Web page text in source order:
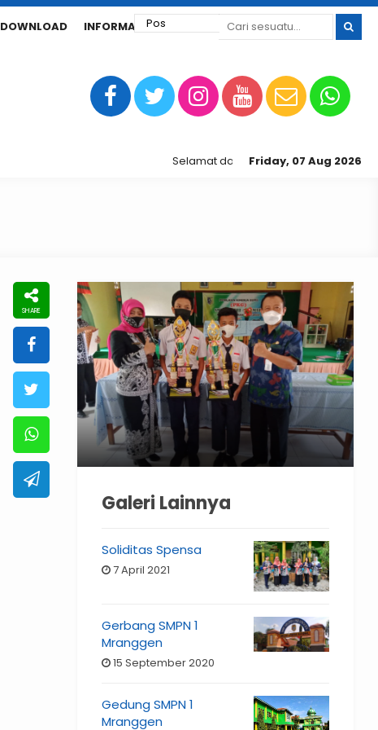
DOWNLOAD INFORMASI SPMB
Friday, 07 Aug 2026
Selamat datang di laman web SMP
Galeri Lainnya
Soliditas Spensa
7 April 2021
Gerbang SMPN 1
Mranggen
15 September 2020
Gedung SMPN 1
Mranggen